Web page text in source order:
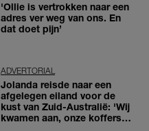
'Ollie is vertrokken naar een
adres ver weg van ons. En
dat doet pijn’
ADVERTORIAL
Jolanda reisde naar een
afgelegen eiland voor de
kust van Zuid-Australië: 'Wij
kwamen aan, onze koffers